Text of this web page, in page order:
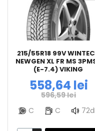
215/55R18 99V
NEWGEN XL FR MS
(E-7.4) VIKING
558,64 lei
596,59 lei
C
C